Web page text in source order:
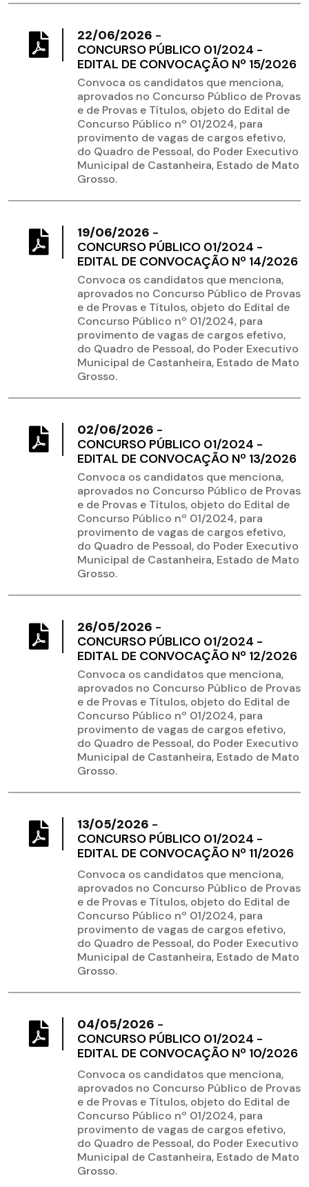
22/06/2026 -
CONCURSO PÚBLICO 01/2024 -
EDITAL DE CONVOCAÇÃO Nº 15/2026
Convoca os candidatos que menciona,
aprovados no Concurso Público de Provas
e de Provas e Títulos, objeto do Edital de
Concurso Público nº 01/2024, para
provimento de vagas de cargos efetivo,
do Quadro de Pessoal, do Poder Executivo
Municipal de Castanheira, Estado de Mato
Grosso.
19/06/2026 -
CONCURSO PÚBLICO 01/2024 -
EDITAL DE CONVOCAÇÃO Nº 14/2026
Convoca os candidatos que menciona,
aprovados no Concurso Público de Provas
e de Provas e Títulos, objeto do Edital de
Concurso Público nº 01/2024, para
provimento de vagas de cargos efetivo,
do Quadro de Pessoal, do Poder Executivo
Municipal de Castanheira, Estado de Mato
Grosso.
02/06/2026 -
CONCURSO PÚBLICO 01/2024 -
EDITAL DE CONVOCAÇÃO Nº 13/2026
Convoca os candidatos que menciona,
aprovados no Concurso Público de Provas
e de Provas e Títulos, objeto do Edital de
Concurso Público nº 01/2024, para
provimento de vagas de cargos efetivo,
do Quadro de Pessoal, do Poder Executivo
Municipal de Castanheira, Estado de Mato
Grosso.
26/05/2026 -
CONCURSO PÚBLICO 01/2024 -
EDITAL DE CONVOCAÇÃO Nº 12/2026
Convoca os candidatos que menciona,
aprovados no Concurso Público de Provas
e de Provas e Títulos, objeto do Edital de
Concurso Público nº 01/2024, para
provimento de vagas de cargos efetivo,
do Quadro de Pessoal, do Poder Executivo
Municipal de Castanheira, Estado de Mato
Grosso.
13/05/2026 -
CONCURSO PÚBLICO 01/2024 -
EDITAL DE CONVOCAÇÃO Nº 11/2026
Convoca os candidatos que menciona,
aprovados no Concurso Público de Provas
e de Provas e Títulos, objeto do Edital de
Concurso Público nº 01/2024, para
provimento de vagas de cargos efetivo,
do Quadro de Pessoal, do Poder Executivo
Municipal de Castanheira, Estado de Mato
Grosso.
04/05/2026 -
CONCURSO PÚBLICO 01/2024 -
EDITAL DE CONVOCAÇÃO Nº 10/2026
Convoca os candidatos que menciona,
aprovados no Concurso Público de Provas
e de Provas e Títulos, objeto do Edital de
Concurso Público nº 01/2024, para
provimento de vagas de cargos efetivo,
do Quadro de Pessoal, do Poder Executivo
Municipal de Castanheira, Estado de Mato
Grosso.